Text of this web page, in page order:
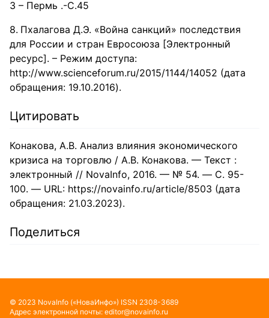
3 – Пермь .-С.45
Пхалагова Д.Э. «Война санкций» последствия
для России и стран Евросоюза [Электронный
ресурс]. – Режим доступа:
http://www.scienceforum.ru/2015/1144/14052 (дата
обращения: 19.10.2016).
Цитировать
Конакова, А.В. Анализ влияния экономического
кризиса на торговлю / А.В. Конакова. — Текст :
электронный // NovaInfo, 2016. — № 54. — С. 95-
100. — URL: https://novainfo.ru/article/8503 (дата
обращения: 21.03.2023).
Поделиться
© 2023 NovaInfo («НоваИнфо») ISSN 2308-3689
Адрес электронной почты: editor@novainfo.ru